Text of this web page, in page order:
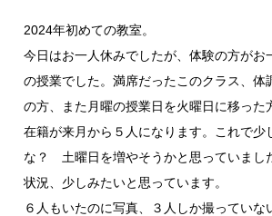
2024年初めての教室。
今日はお一人休みでしたが、体験の方がお
の授業でした。満席だったこのクラス、体
の方、また月曜の授業日を火曜日に移った
在籍が来月から５人になります。これで少
な？ 土曜日を増やそうかと思っていまし
状況、少しみたいと思っています。
６人もいたのに写真、３人しか撮っていな